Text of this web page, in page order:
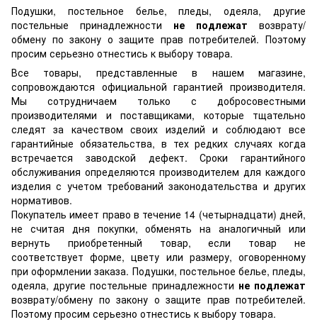
Подушки, постельное белье, пледы, одеяла, другие
постельные принадлежности не подлежат возврату/
обмену по закону о защите прав потребителей. Поэтому
просим серьезно отнестись к выбору товара.
Все товары, представленные в нашем магазине,
сопровождаются официальной гарантией производителя.
Мы сотрудничаем только с добросовестными
производителями и поставщиками, которые тщательно
следят за качеством своих изделий и соблюдают все
гарантийные обязательства, в тех редких случаях когда
встречается заводской дефект. Сроки гарантийного
обслуживания определяются производителем для каждого
изделия с учетом требований законодательства и других
нормативов.
Покупатель имеет право в течение 14 (четырнадцати) дней,
не считая дня покупки, обменять на аналогичный или
вернуть приобретенный товар, если товар не
соответствует форме, цвету или размеру, оговоренному
при оформлении заказа. Подушки, постельное белье, пледы,
одеяла, другие постельные принадлежности не подлежат
возврату/обмену по закону о защите прав потребителей.
Поэтому просим серьезно отнестись к выбору товара.